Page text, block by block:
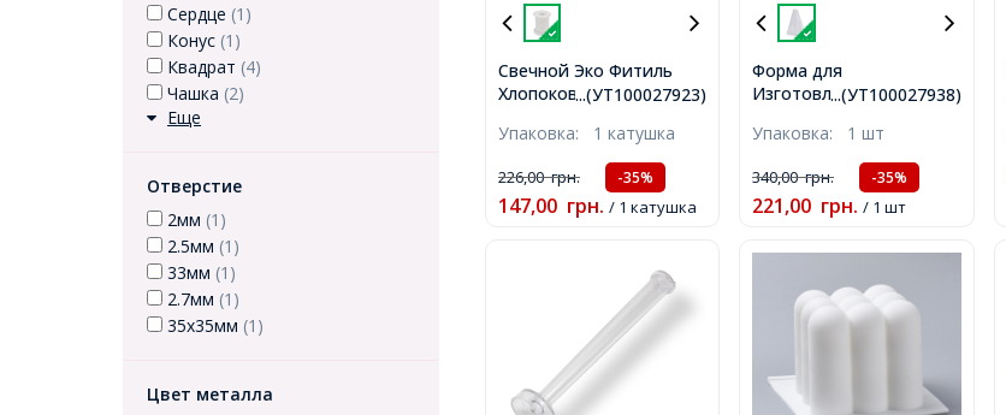
Сердце (1)
Конус (1)
Квадрат (4)
Чашка (2)
Еще
Отверстие
2мм (1)
2.5мм (1)
33мм (1)
2.7мм (1)
35х35мм (1)
Цвет металла
...(УТ100027923)
Свечной Эко Фитиль
Хлопоковый 18-
2х0.5мм, около 61м/
Упаковка: 1 катушка
226,00грн. -35%
147,00 грн. / 1 катушка
...(УТ100027938)
Форма для
Изготовления Свечи,
Цвет: Прозрачный,
Размер: 57х57х113мм,
Отверстие 2.7мм,
Внутренний размер
Упаковка: 1 шт
340,00грн. -35%
221,00 грн. / 1 шт